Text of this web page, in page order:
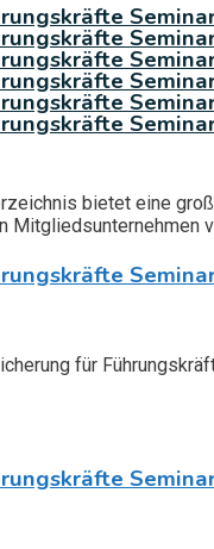
bietet eine
Mitgliedsunternehmen
für